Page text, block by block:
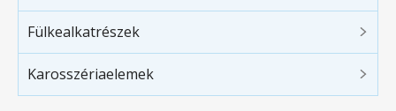
Fülkealkatrészek
Karosszériaelemek